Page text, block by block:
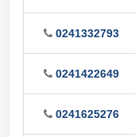
0241332793
0241422649
0241625276